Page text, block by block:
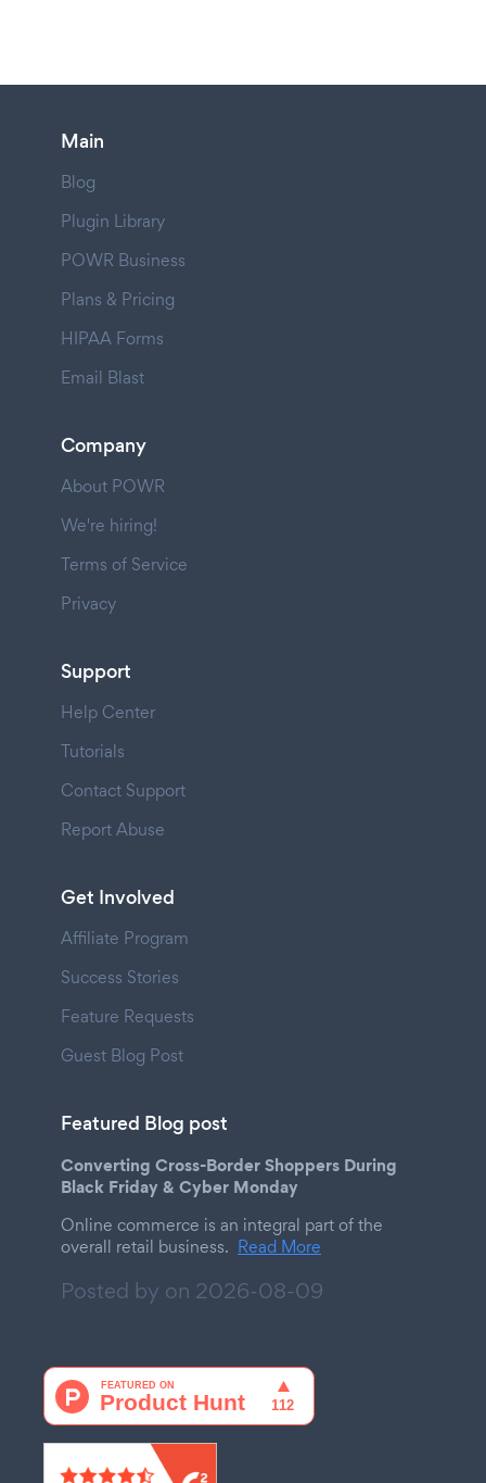
Main
Blog
Plugin Library
POWR Business
Plans & Pricing
HIPAA Forms
Email Blast
Company
About POWR
We're hiring!
Terms of Service
Privacy
Support
Help Center
Tutorials
Contact Support
Report Abuse
Get Involved
Affiliate Program
Success Stories
Feature Requests
Guest Blog Post
Featured Blog post
Converting Cross-Border Shoppers During
Black Friday & Cyber Monday
Online commerce is an integral part of the
overall retail business. Read More
Posted by on 2026-08-09